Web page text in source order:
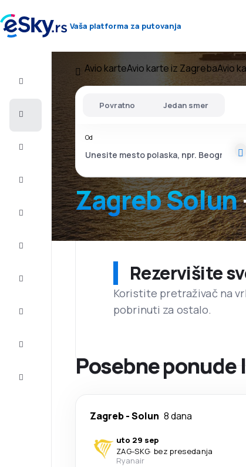
Vaša platforma za putovanja
Letovanje
putovanja
Avio karteAvio karte iz ZagrebaAvio
Zagreb Solun
Povratno Jedan smer
Od
Rezervišite
Koristite pretraživač na
pobrinuti za ostalo.
Posebne ponude
Zagreb-Solun 8 dana
uto 29 sep
ZAG-SKG· bez presedanja
Ryanair